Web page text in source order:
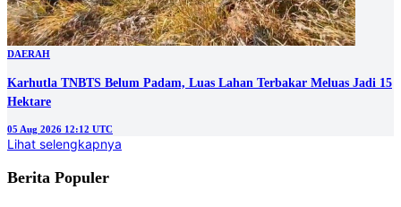
DAERAH
Karhutla TNBTS Belum Padam, Luas Lahan Terbakar Meluas Jadi 15
Hektare
05 Aug 2026 12:12 UTC
Lihat selengkapnya
Berita Populer